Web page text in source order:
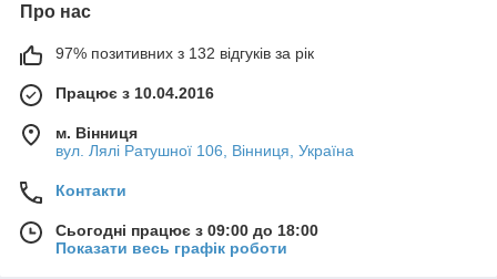
Про нас
97% позитивних з 132 відгуків за рік
Працює з 10.04.2016
м. Вінниця
вул. Лялі Ратушної 106, Вінниця, Україна
Контакти
Сьогодні працює з 09:00 до 18:00
Показати весь графік роботи